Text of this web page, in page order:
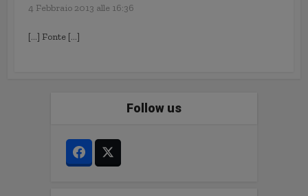
4 Febbraio 2013 alle 16:36
[…] Fonte […]
Follow us